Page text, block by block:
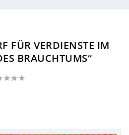
FÜR VERDIENSTE IM
BRAUCHTUMS“